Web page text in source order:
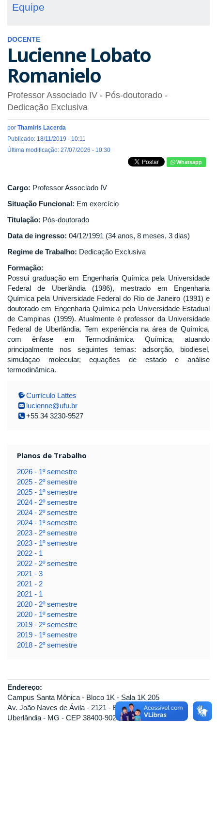
Equipe
DOCENTE
Lucienne Lobato
Romanielo
Professor Associado IV - Pós-doutorado -
Dedicação Exclusiva
por Thamiris Lacerda
Publicado: 18/11/2019 - 10:11
Última modificação: 27/07/2026 - 10:30
Whatsapp
Cargo: Professor Associado IV
Situação Funcional: Em exercício
Titulação: Pós-doutorado
Data de ingresso: 04/12/1991 (34 anos, 8 meses, 3 dias)
Regime de Trabalho: Dedicação Exclusiva
Formação:
Possui graduação em Engenharia Química pela Universidade
Federal de Uberlândia (1986), mestrado em Engenharia
Química pela Universidade Federal do Rio de Janeiro (1991) e
doutorado em Engenharia Química pela Universidade Estadual
de Campinas (1999). Atualmente é professor da Universidade
Federal de Uberlândia. Tem experiência na área de Química,
com ênfase em Termodinâmica Química, atuando
principalmente nos seguintes temas: adsorção, biodiesel,
simulaçao molecular, equações de estado e análise
termodinâmica.
Currículo Lattes
lucienne@ufu.br
+55 34 3230-9527
Planos de Trabalho
2026 - 1º semestre
2025 - 2º semestre
2025 - 1º semestre
2024 - 2º semestre
2024 - 2º semestre
2024 - 1º semestre
2023 - 2º semestre
2023 - 1º semestre
2022 - 1
2022 - 2º semestre
2021 - 3
2021 - 2
2021 - 1
2020 - 2º semestre
2020 - 1º semestre
2019 - 2º semestre
2019 - 1º semestre
2018 - 2º semestre
Endereço:
Campus Santa Mônica - Bloco 1K - Sala 1K 205
Av. João Naves de Ávila - 2121 - Bairro Santa Mônica
Uberlândia - MG - CEP 38400-902